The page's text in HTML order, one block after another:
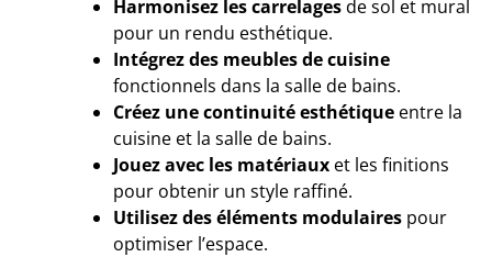
Harmonisez les carrelagesde sol et mural
pour un rendu esthétique.
Intégrez des meubles de cuisine
fonctionnels dans la salle de bains.
Créez une continuité esthétique entre la
cuisine et la salle de bains.
Jouez avec les matériaux et les finitions
pour obtenir un style raffiné.
Utilisez des éléments modulaires pour
optimiser l’espace.